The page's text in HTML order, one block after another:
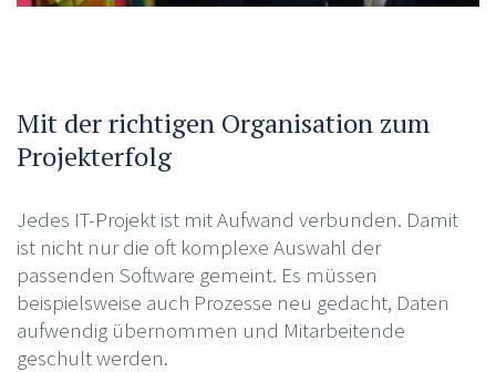
Mit der richtigen Organisation zum
Projekterfolg
Jedes IT-Projekt ist mit Aufwand verbunden. Damit
ist nicht nur die oft komplexe Auswahl der
passenden Software gemeint. Es müssen
beispielsweise auch Prozesse neu gedacht, Daten
aufwendig übernommen und Mitarbeitende
geschult werden.